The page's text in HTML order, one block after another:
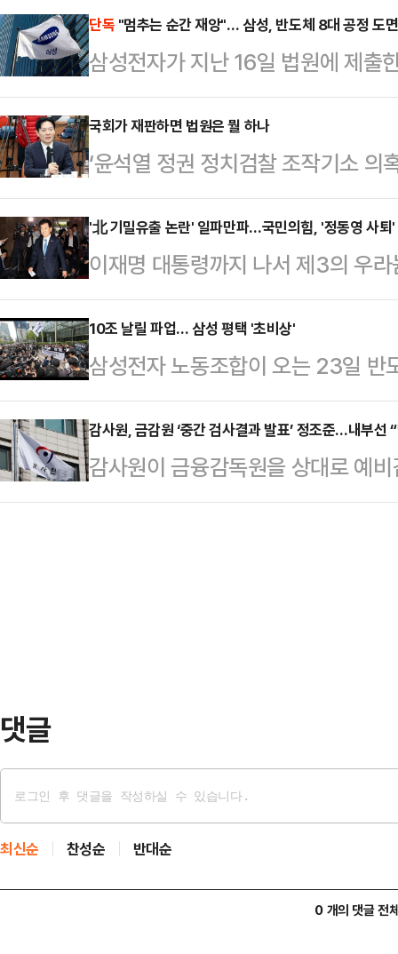
단독 "멈추는 순간 재앙"… 삼성, 반도체 8대 공정 도
삼성전자가 지난 16일 법원에 제출
는 사측의 위기감을 뒷받침하는 총
증)가 포함된 것으로 확인됐다. 삼
될 경우 발생할 수 있는 경제적·물
측은 과거 삼성전자 기흥·평택 공
장 화재 사례 등을 증거로 제출하며
원에서 수조원의 피해가 발생한다
함께 제출해 이번…
국회가 재판하면 법원은 뭘 하나
‘윤석열 정권 정치검찰 조작기소 의
도 진행 중이다. 이미 법원에 넘겨
더불어민주당이 ‘조작기소 의혹사
대해 국정조사를 벌이는 것인지 도
정할 일이라면 굳이 국정조사라는
집권당이 ‘조작기소’라고 평가할
의를 통해 공소 무효를 선언하는 법
더 바람직한 방법이라…
'北 기밀유출 논란' 일파만파…국민의힘, '정동영 사퇴'
이재명 대통령까지 나서 제3의 우
부 장관의 기밀 유출 논란 대응에
끌어올렸다. 이번 사안을 역대급 외
을 촉구하는 한편 사퇴 압박까지 전
21일 페이스북에 이 대통령이 정동
호한 것을 두고 "미국과 헤어질 결
프가 묻는다. '한미동맹? or 한중동
한중동맹…
10조 날릴 파업… 삼성 평택 '초비상'
삼성전자 노동조합이 오는 23일 반
대규모 파업 결의대회를 연다. 최근
확보한 가운데, 이번 집회가 노조의
것으로 보인다. 업계는 물론 글로벌
높아지고 있다.22일 업계에 따르면
감사원, 금감원 ‘중간 검사결과 발표’ 정조준…내부선
감사원이 금융감독원을 상대로 예
간 검사결과 발표’ 등이 법령상 비
댓글
최신순 찬성순 반대순
0 개의 댓글 전